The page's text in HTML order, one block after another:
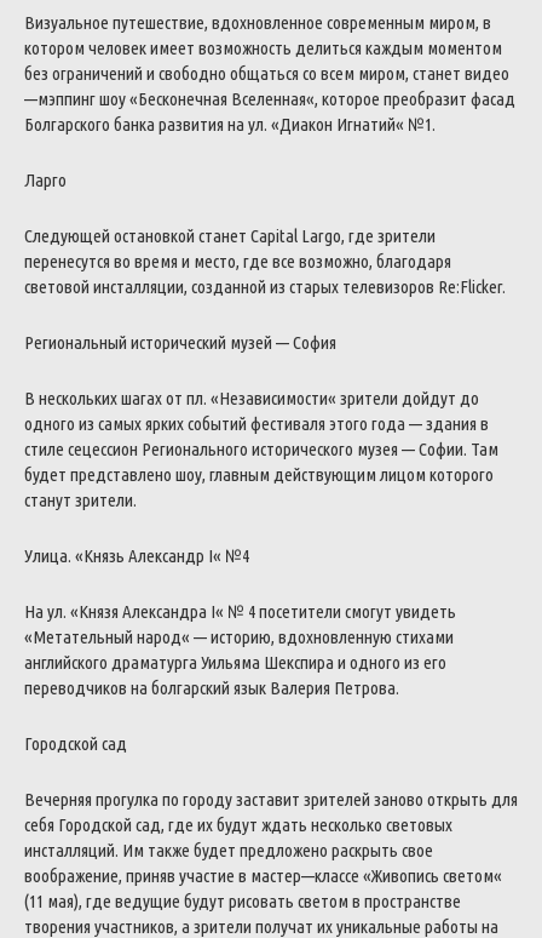
Визуальное путешествие, вдохновленное современным миром, в
котором человекимеет возможность делиться каждым моментом
без ограничений и свободно общаться со всем миром, станет видео
—мэппингшоу«Бесконечная Вселенная«, которое преобразит фасад
Болгарского банка развития на ул. «Диакон Игнатий« №1.
Ларго
Следующей остановкой станет Capital Largo, где зрители
перенесутся во время и место, где все возможно, благодаря
световой инсталляции, созданной из старых телевизоров Re:Flicker.
Региональный исторический музей —София
В несколькихшагахот пл. «Независимости« зрители дойдут до
одного из самыхяркихсобытий фестиваля этого года —здания в
стиле сецессион Регионального исторического музея —Софии. Там
будет представлено шоу, главным действующим лицом которого
станут зрители.
Улица. «Князь Александр I« №4
На ул. «Князя Александра I« № 4посетители смогут увидеть
«Метательный народ« —историю, вдохновленную стихами
английского драматурга Уильяма Шекспира и одного из его
переводчиков на болгарский язык Валерия Петрова.
Городской сад
Вечерняя прогулка по городузаставит зрителей заново открыть для
себя Городской сад, где ихбудут ждать несколько световых
инсталляций. Им также будет предложено раскрыть свое
воображение, приняв участие в мастер—классе «Живопись светом«
(11 мая), где ведущие будут рисовать светом в пространстве
творения участников, а зрители получат ихуникальные работы на